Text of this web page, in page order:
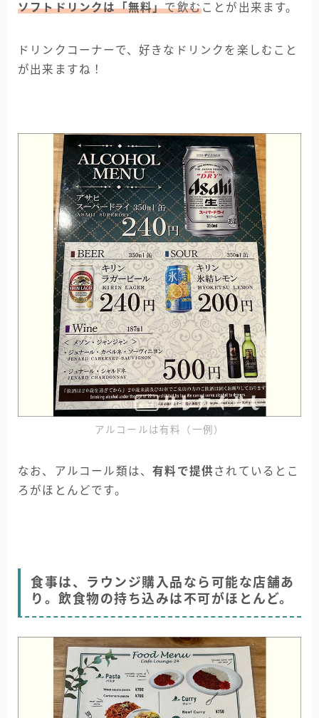
ソフトドリンクは「無料」で飲むことが出来ます。
ドリンクコーナーで、好きなドリンクを楽しむこと
が出来ますね！
アルコールは有料（一例）
なお、アルコール類は、有料で提供 されているとこ
ろがほとんどです。
食事は、ラウンジ購入品なら可能な店舗あ
り。飲食物の持ち込みは不可がほとんど。